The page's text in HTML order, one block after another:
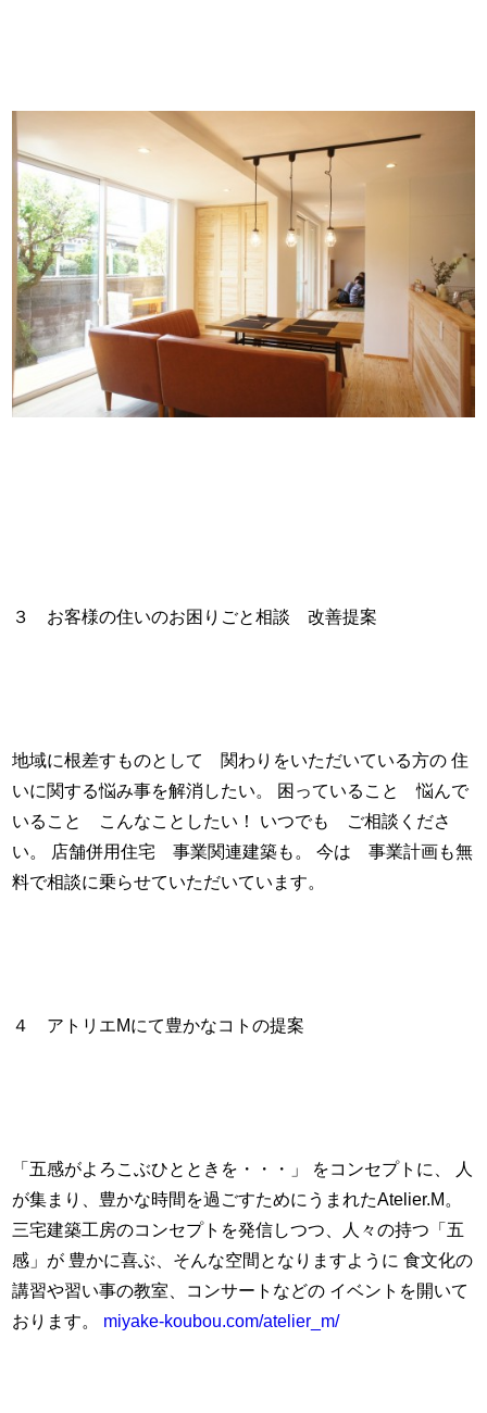
３ お客様の住いのお困りごと相談 改善提案
地域に根差すものとして 関わりをいただいている方の 住
いに関する悩み事を解消したい。 困っていること 悩んで
いること こんなことしたい！ いつでも ご相談くださ
い。 店舗併用住宅 事業関連建築も。 今は 事業計画も無
料で相談に乗らせていただいています。
４ アトリエMにて豊かなコトの提案
「五感がよろこぶひとときを・・・」 をコンセプトに、 人
が集まり、豊かな時間を過ごすためにうまれたAtelier.M。
三宅建築工房のコンセプトを発信しつつ、人々の持つ「五
感」が 豊かに喜ぶ、そんな空間となりますように 食文化の
講習や習い事の教室、コンサートなどの イベントを開いて
おります。 miyake-koubou.com/atelier_m/